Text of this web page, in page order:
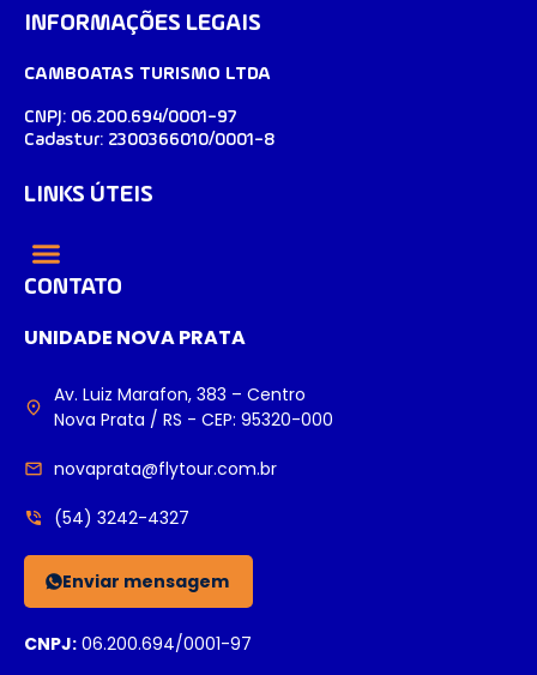
CONTATO
UNIDADE NOVA PRATA
Av. Luiz Marafon, 383 – Centro
Nova Prata / RS - CEP: 95320-000
novaprata@flytour.com.br
(54) 3242-4327
Enviar mensagem
CNPJ: 06.200.694/0001-97
INFORMAÇÕES LEGAIS
CAMBOATAS TURISMO LTDA
CNPJ: 06.200.694/0001-97
Cadastur: 2300366010/0001-8
LINKS ÚTEIS